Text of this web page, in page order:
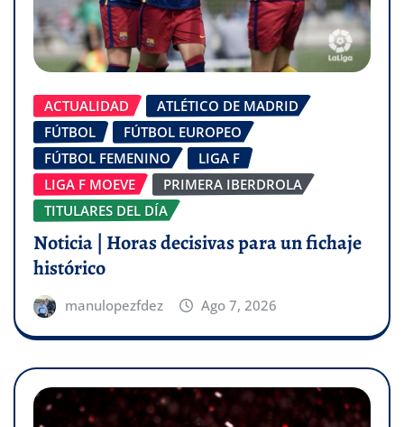
ACTUALIDAD
ATLÉTICO DE MADRID
FÚTBOL
FÚTBOL EUROPEO
FÚTBOL FEMENINO
LIGA F
LIGA F MOEVE
PRIMERA IBERDROLA
TITULARES DEL DÍA
Noticia | Horas decisivas para un fichaje
histórico
manulopezfdez Ago 7, 2026